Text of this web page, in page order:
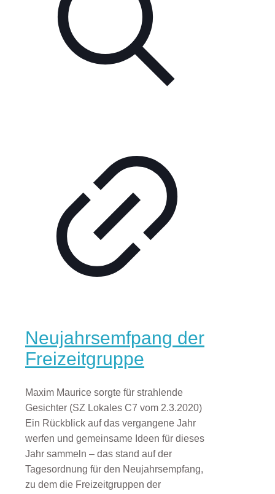
Neujahrsemfpang der
Freizeitgruppe
Maxim Maurice sorgte für strahlende
Gesichter (SZ Lokales C7 vom 2.3.2020)
Ein Rückblick auf das vergangene Jahr
werfen und gemeinsame Ideen für dieses
Jahr sammeln – das stand auf der
Tagesordnung für den Neujahrsempfang,
zu dem die Freizeitgruppen der